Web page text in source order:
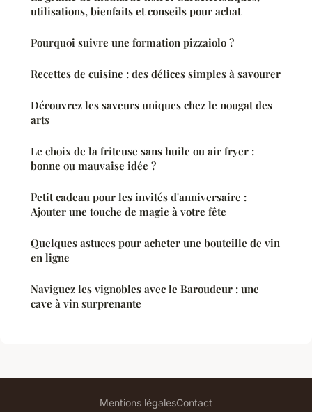
utilisations, bienfaits et conseils pour achat
Pourquoi suivre une formation pizzaiolo ?
Recettes de cuisine : des délices simples à savourer
Découvrez les saveurs uniques chez le nougat des
arts
Le choix de la friteuse sans huile ou air fryer :
bonne ou mauvaise idée ?
Petit cadeau pour les invités d'anniversaire :
Ajouter une touche de magie à votre fête
Quelques astuces pour acheter une bouteille de vin
en ligne
Naviguez les vignobles avec le Baroudeur : une
cave à vin surprenante
Mentions légalesContact